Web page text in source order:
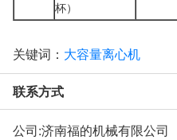
杯）
关键词： 大容量离心机
联系方式
公司:济南福的机械有限公司